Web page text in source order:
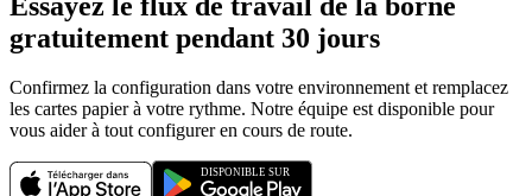
gratuitement pendant 30 jours
Confirmez la configuration dans votre environnement et remplacez
les cartes papier à votre rythme. Notre équipe est disponible pour
vous aider à tout configurer en cours de route.